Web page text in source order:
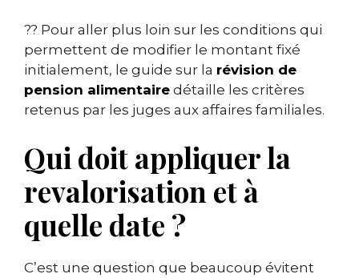
?? Pour aller plus loin sur les conditions qui
permettent de modifier le montant fixé
initialement, le guide sur la révision de
pension alimentaire détaille les critères
retenus par les juges aux affaires familiales.
Qui doit appliquer la
revalorisation et à
quelle date ?
C’est une question que beaucoup évitent